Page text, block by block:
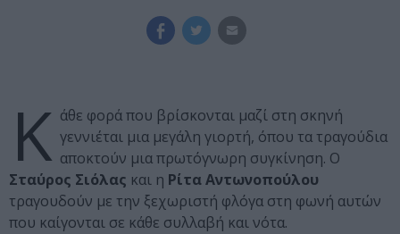
Κ άθε φορά που βρίσκονται μαζί στη σκηνή
γεννιέται μια μεγάλη γιορτή, όπου τα τραγούδια
αποκτούν μια πρωτόγνωρη συγκίνηση. Ο
Σταύρος Σιόλας και η Ρίτα Αντωνοπούλου
τραγουδούν με την ξεχωριστή φλόγα στη φωνή αυτών
που καίγονται σε κάθε συλλαβή και νότα.